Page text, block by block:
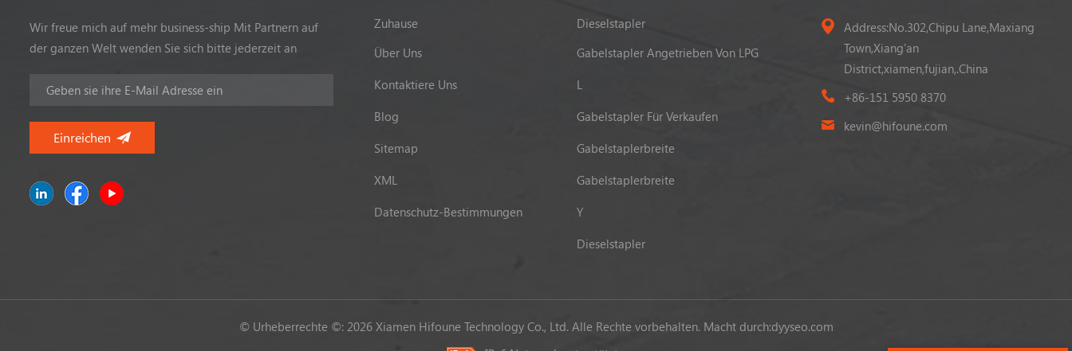
Wir freue mich auf mehr business-ship Mit Partnern auf
der ganzen Welt wenden Sie sich bitte jederzeit an
Zuhause
Über Uns
Kontaktiere Uns
Blog
Sitemap
XML
Datenschutz-Bestimmungen
Dieselstapler
Gabelstapler Angetrieben Von LPG
L
Gabelstapler Für Verkaufen
Gabelstaplerbreite
Gabelstaplerbreite
Y
Dieselstapler
Address:No.302,Chipu Lane,Maxiang
Town,Xiang'an
District,xiamen,fujian,.China
+86-151 5950 8370
kevin@hifoune.com
© Urheberrechte ©: 2026 Xiamen Hifoune Technology Co., Ltd. Alle Rechte vorbehalten. Macht durch:dyyseo.com